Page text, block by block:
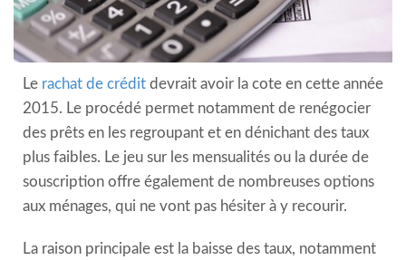
Le rachat de crédit devrait avoir la cote en cette année
2015. Le procédé permet notamment de renégocier
des prêts en les regroupant et en dénichant des taux
plus faibles. Le jeu sur les mensualités ou la durée de
souscription offre également de nombreuses options
aux ménages, qui ne vont pas hésiter à y recourir.
La raison principale est la baisse des taux, notamment